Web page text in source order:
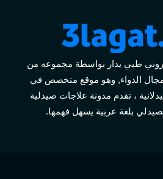
طبي يدار بواسطة مجموعه من
مجال الدواء, وهو موقع متخصص في
، تقدم مدونة علاجات صيدلية
بلغة عربية يسهل فهمها.